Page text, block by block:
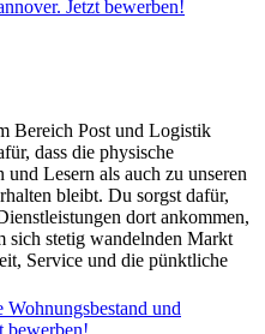
Bereich Post und Logistik
dass die physische
Lesern als auch zu unseren
bleibt. Du sorgst dafür,
dort ankommen,
sich stetig wandelnden Markt
Service und die pünktliche